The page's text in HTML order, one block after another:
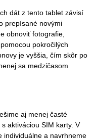
dát z tento tablet závisí
prepísané novými
obnoviť fotografie,
pokročilých
je vyššia, čím skôr po
sa medzičasom
aj menej časté
aktiváciou SIM karty. V
individuálne a navrhneme